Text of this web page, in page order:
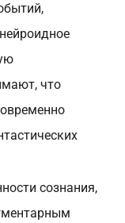
что
сознания,